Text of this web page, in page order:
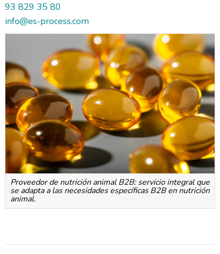
93 829 35 80
info@es-process.com
Proveedor de nutrición animal B2B: servicio integral que
se adapta a las necesidades específicas B2B en nutrición
animal.